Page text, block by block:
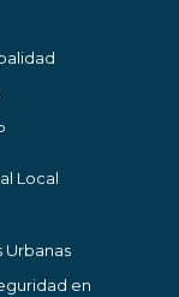
Local
Urbanas
en